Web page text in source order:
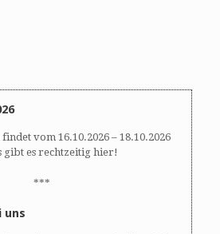
vom 16.10.2026 – 18.10.2026
gibt es rechtzeitig hier!
***
uns